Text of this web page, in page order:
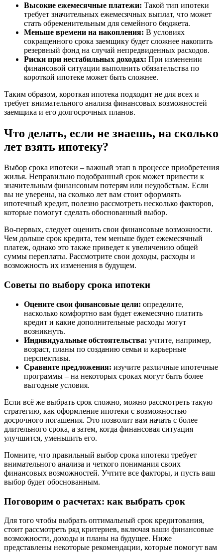
Высокие ежемесячные платежи: Такой тип ипотеки
требует значительных ежемесячных выплат, что может
стать обременительным для семейного бюджета.
Меньше времени на накопления: В условиях
сокращенного срока заемщику будет сложнее накопить
резервный фонд на случай непредвиденных расходов.
Риски при нестабильных доходах: При изменении
финансовой ситуации выполнить обязательства по
короткой ипотеке может быть сложнее.
Таким образом, короткая ипотека подходит не для всех и
требует внимательного анализа финансовых возможностей
заемщика и его долгосрочных планов.
Что делать, если не знаешь, на сколько
лет взять ипотеку?
Выбор срока ипотеки – важный этап в процессе приобретения
жилья. Неправильно подобранный срок может привести к
значительным финансовым потерям или неудобствам. Если
вы не уверены, на сколько лет вам стоит оформлять
ипотечный кредит, полезно рассмотреть несколько факторов,
которые помогут сделать обоснованный выбор.
Во-первых, следует оценить свои финансовые возможности.
Чем дольше срок кредита, тем меньше будет ежемесячный
платеж, однако это также приведет к увеличению общей
суммы переплаты. Рассмотрите свои доходы, расходы и
возможность их изменения в будущем.
Советы по выбору срока ипотеки
Оцените свои финансовые цели: определите,
насколько комфортно вам будет ежемесячно платить
кредит и какие дополнительные расходы могут
возникнуть.
Индивидуальные обстоятельства: учтите, например,
возраст, планы по созданию семьи и карьерные
перспективы.
Сравните предложения: изучите различные ипотечные
программы – на некоторых сроках могут быть более
выгодные условия.
Если всё же выбрать срок сложно, можно рассмотреть такую
стратегию, как оформление ипотеки с возможностью
досрочного погашения. Это позволит вам начать с более
длительного срока, а затем, когда финансовая ситуация
улучшится, уменьшить его.
Помните, что правильный выбор срока ипотеки требует
внимательного анализа и четкого понимания своих
финансовых возможностей. Учтите все факторы, и пусть ваш
выбор будет обоснованным.
Поговорим о расчетах: как выбрать срок
Для того чтобы выбрать оптимальный срок кредитования,
стоит рассмотреть ряд критериев, включая ваши финансовые
возможности, доходы и планы на будущее. Ниже
представлены некоторые рекомендации, которые помогут вам